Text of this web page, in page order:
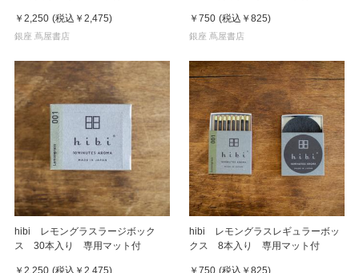
￥2,250 (税込 ￥2,475)
銀座 蔦屋書店
￥750 (税込 ￥825)
銀座 蔦屋書店
hibi レモングラスラージボック
ス 30本入り 専用マット付
￥2,250 (税込 ￥2,475)
hibi レモングラスレギュラーボッ
クス 8本入り 専用マット付
￥750 (税込 ￥825)